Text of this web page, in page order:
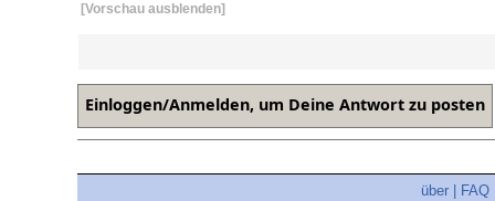
[Vorschau ausblenden]
über FAQ